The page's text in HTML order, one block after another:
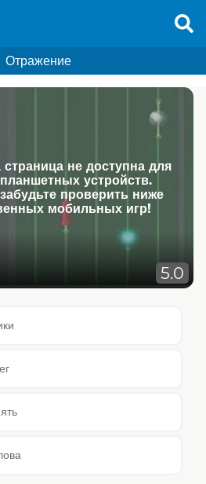
Отражение
не доступна для
устройств.
проверить ниже
мобильных игр!
5.0